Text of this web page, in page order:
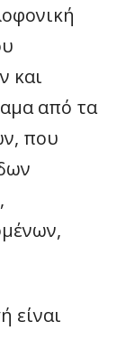
και
από τα
που
είναι